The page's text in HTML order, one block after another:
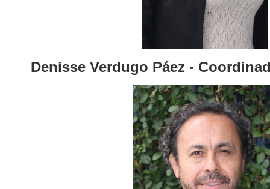
Denisse Verdugo Páez -